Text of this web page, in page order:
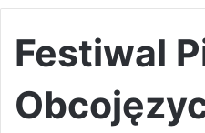
Festiwal